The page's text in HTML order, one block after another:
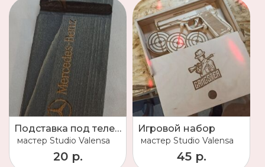
Подставка под телефон "Mercedes"
мастер Studio Valensa
20 р.
Игровой набор
мастер Studio Valensa
45 р.